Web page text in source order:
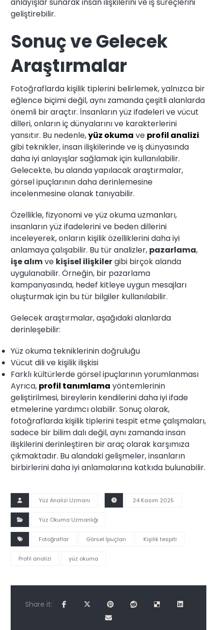
geliştirebilir.
Sonuç ve Gelecek
Araştırmalar
Fotoğraflarda kişilik tiplerini belirlemek, yalnızca bir
eğlence biçimi değil, aynı zamanda çeşitli alanlarda
önemli bir araçtır. İnsanların yüz ifadeleri ve vücut
dilleri, onların iç dünyalarını ve karakterlerini
yansıtır. Bu nedenle,yüz okuma ve profil analizi
gibi teknikler, insan ilişkilerinde ve iş dünyasında
daha iyi anlayışlar sağlamak için kullanılabilir.
Gelecekte, bu alanda yapılacak araştırmalar,
görsel ipuçlarının daha derinlemesine
incelenmesine olanak tanıyabilir.
Özellikle, fizyonomi ve yüz okuma uzmanları,
insanların yüz ifadelerini ve beden dillerini
inceleyerek, onların kişilik özelliklerini daha iyi
anlamaya çalışabilir. Bu tür analizler, pazarlama,
işe alımve kişisel ilişkilergibi birçok alanda
uygulanabilir. Örneğin, bir pazarlama
kampanyasında, hedef kitleye uygun mesajları
oluşturmak için bu tür bilgiler kullanılabilir.
Gelecek araştırmalar, aşağıdaki alanlarda
derinleşebilir:
Yüz okuma tekniklerinin doğruluğu
Vücut dili ve kişilik ilişkisi
Farklı kültürlerde görsel ipuçlarının yorumlanması
Ayrıca, profil tanımlama yöntemlerinin
geliştirilmesi, bireylerin kendilerini daha iyi ifade
etmelerine yardımcı olabilir. Sonuç olarak,
fotoğraflarda kişilik tiplerini tespit etme çalışmaları,
sadece bir bilim dalı değil, aynı zamanda insan
ilişkilerini derinleştiren bir araç olarak karşımıza
çıkmaktadır. Bu alandaki gelişmeler, insanların
birbirlerini daha iyi anlamalarına katkıda bulunabilir.
Yüz Analizi Uzmanı 24 Kasım 2025
Yüz Okuma Uzmanlığı
Fotoğraflar Görsel İpuçları Kişilik tespiti
Profil analizi yüz okuma